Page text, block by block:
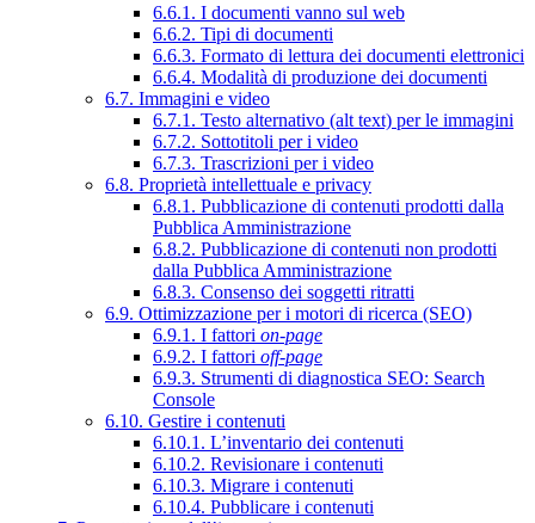
6.6.1. I documenti vanno sul web
6.6.2. Tipi di documenti
6.6.3. Formato di lettura dei documenti elettronici
6.6.4. Modalità di produzione dei documenti
6.7. Immagini e video
6.7.1. Testo alternativo (alt text) per le immagini
6.7.2. Sottotitoli per i video
6.7.3. Trascrizioni per i video
6.8. Proprietà intellettuale e privacy
6.8.1. Pubblicazione di contenuti prodotti dalla
Pubblica Amministrazione
6.8.2. Pubblicazione di contenuti non prodotti
dalla Pubblica Amministrazione
6.8.3. Consenso dei soggetti ritratti
6.9. Ottimizzazione per i motori di ricerca (SEO)
6.9.1. I fattori on-page
6.9.2. I fattori off-page
6.9.3. Strumenti di diagnostica SEO: Search
Console
6.10. Gestire i contenuti
6.10.1. L’inventario dei contenuti
6.10.2. Revisionare i contenuti
6.10.3. Migrare i contenuti
6.10.4. Pubblicare i contenuti